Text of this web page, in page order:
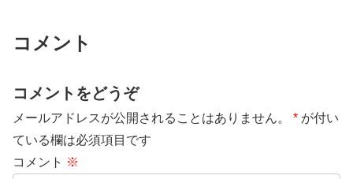
コメント
コメントをどうぞ
メールアドレスが公開されることはありません。 * が付い
ている欄は必須項目です
コメント ※